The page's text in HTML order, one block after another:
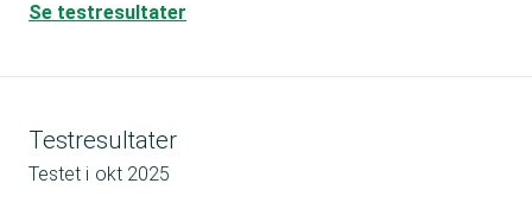
Se testresultater
Testresultater
Testet i okt 2025